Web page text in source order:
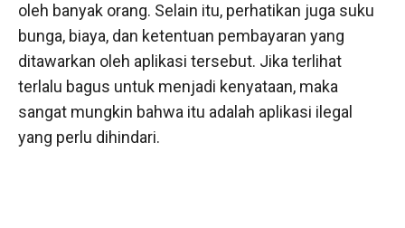
oleh banyak orang. Selain itu, perhatikan juga suku
bunga, biaya, dan ketentuan pembayaran yang
ditawarkan oleh aplikasi tersebut. Jika terlihat
terlalu bagus untuk menjadi kenyataan, maka
sangat mungkin bahwa itu adalah aplikasi ilegal
yang perlu dihindari.